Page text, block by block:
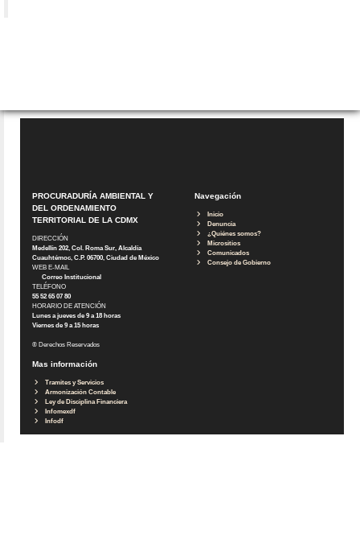
PROCURADURÍA AMBIENTAL Y
DEL ORDENAMIENTO
TERRITORIAL DE LA CDMX
DIRECCIÓN
Medellín 202, Col. Roma Sur, Alcaldía
Cuauhtémoc, C.P. 06700, Ciudad de México
WEB E-MAIL
Correo Institucional
TELÉFONO
55 52 65 07 80
HORARIO DE ATENCIÓN
Lunes a jueves de 9 a 18 horas
Viernes de 9 a 15 horas
® Derechos Reservados
Navegación
Inicio
Denuncia
¿Quiénes somos?
Micrositios
Comunicados
Consejo de Gobierno
Mas información
Tramites y Servicios
Armonización Contable
Ley de Disciplina Financiera
Infomexdf
Infodf